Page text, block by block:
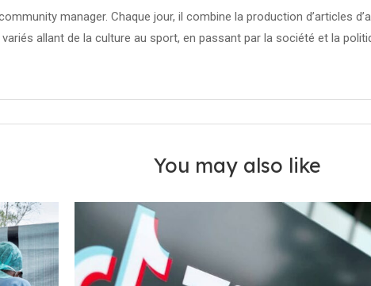
manager. Chaque jour, il combine la production d’articles
allant de la culture au sport, en passant par la société et la
You may also like